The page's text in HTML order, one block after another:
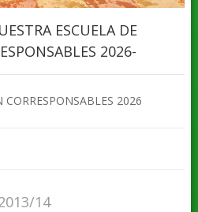
ESCUELA DE
2026-
CORRESPONSABLES 2026
14